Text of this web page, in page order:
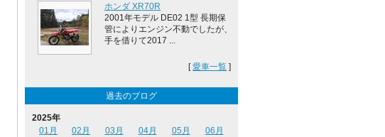
ホンダ XR70R
2001年モデル DE02 1型 長期保
管によりエンジン不動でしたが、
手を借りて2017 ...
[愛車一覧 ]
過去のブログ
2025年
01月
02月 03月 04月 05月
06月